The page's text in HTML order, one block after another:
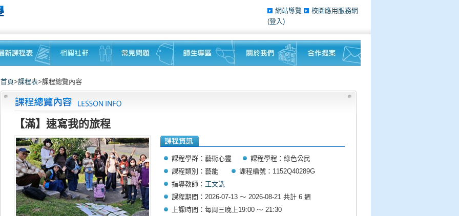
網站導覽
校園應用服務網
(登入)
首頁>課程表>課程總覽內容
【滿】速寫我的旅程
課程學群：藝術心靈
課程學程：綠色公民
課程類別：藝能
課程編號：1152Q40289G
指導教師： 王文詵
課程期間：2026-07-13 ～ 2026-08-21 共計 6 週
上課時間：每周三晚上19:00 ～ 21:30